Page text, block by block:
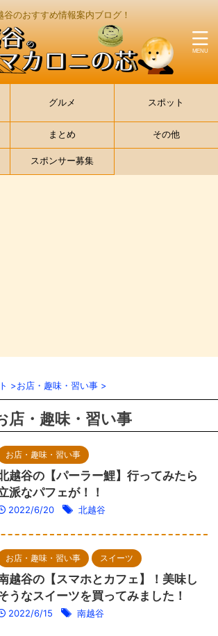
谷のおすすめ情報案内ブログ！
グルメ スポット
まとめ その他
スポンサー募集
>お店・趣味・習い事 >
店・趣味・習い事
お店・趣味・習い事
越谷の【パーラー鯉】行ってみたら
派なパフェが！！
2022/6/20 北越谷
お店・趣味・習い事 スイーツ
越谷の【スマホとカフェ】！美味し
うなスイーツを買ってみました！
2022/6/15 南越谷